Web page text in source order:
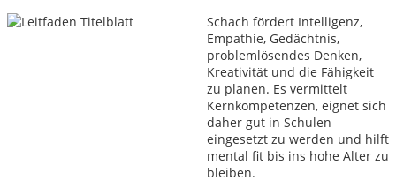
Schach fördert Intelligenz,
Empathie, Gedächtnis,
problemlösendes Denken,
Kreativität und die Fähigkeit
zu planen. Es vermittelt
Kernkompetenzen, eignet sich
daher gut in Schulen
eingesetzt zu werden und hilft
mental fit bis ins hohe Alter zu
bleiben.